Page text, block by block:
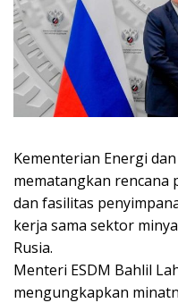
Kementerian Energi
mematangkan rencana
dan fasilitas
kerja sama sektor
Rusia.
Menteri ESDM Bahlil
mengungkapkan